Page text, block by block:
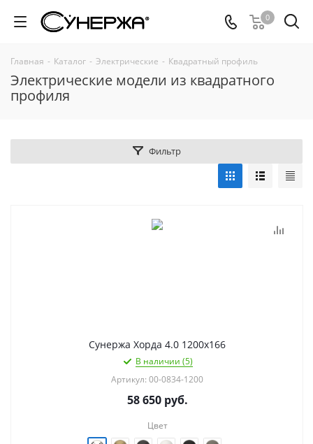
0
Главная - Каталог - Электрические - Квадратный профиль
Электрические модели из квадратного
профиля
Фильтр
Сунержа Хорда 4.0 1200х166
В наличии (5)
Артикул: 00-0834-1200
58 650руб.
Цвет